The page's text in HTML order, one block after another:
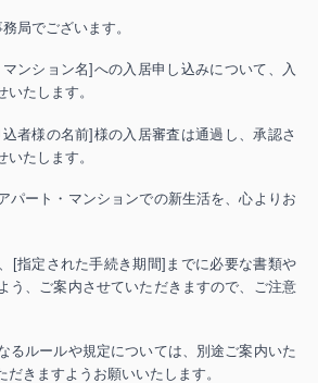
局でございます。
ンション名]への入居申し込みについて、入
たします。
者様の名前]様の入居審査は通過し、承認さ
たします。
パート・マンションでの新生活を、心よりお
[指定された手続き期間]までに必要な書類や
う、ご案内させていただきますので、ご注意
るルールや規定については、別途ご案内いた
だきますようお願いいたします。